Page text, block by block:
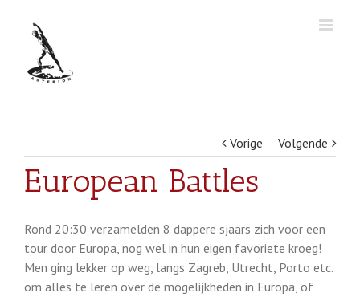
Vorige Volgende
European Battles
Rond 20:30 verzamelden 8 dappere sjaars zich voor een
tour door Europa, nog wel in hun eigen favoriete kroeg!
Men ging lekker op weg, langs Zagreb, Utrecht, Porto etc.
om alles te leren over de mogelijkheden in Europa, of